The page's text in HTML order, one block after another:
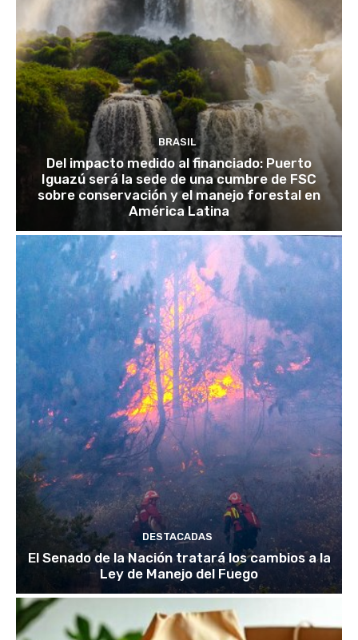
BRASIL
Del impacto medido al financiado: Puerto
Iguazú será la sede de una cumbre de FSC
sobre conservación y el manejo forestal en
América Latina
DESTACADAS
El Senado de la Nación tratará los cambios a la
Ley de Manejo del Fuego